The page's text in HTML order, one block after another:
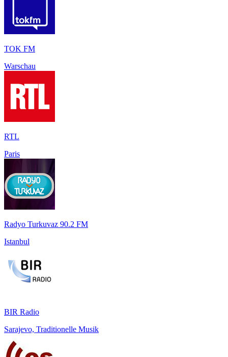
TOK FM
Warschau
RTL
Paris
Radyo Turkuvaz 90.2 FM
Istanbul
BIR Radio
Sarajevo, Traditionelle Musik